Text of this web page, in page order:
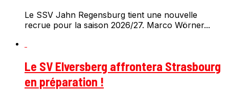
Le SSV Jahn Regensburg tient une nouvelle
recrue pour la saison 2026/27. Marco Wörner...
Le SV Elversberg affrontera Strasbourg
en préparation !